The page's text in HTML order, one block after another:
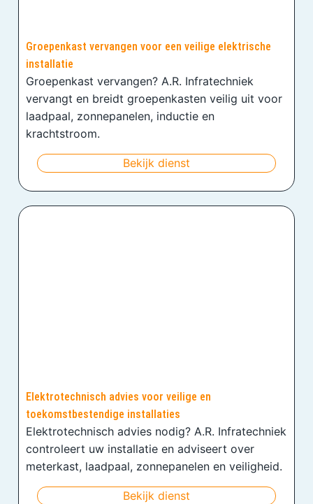
Groepenkast vervangen voor een veilige elektrische
installatie
Groepenkast vervangen? A.R. Infratechniek
vervangt en breidt groepenkasten veilig uit voor
laadpaal, zonnepanelen, inductie en
krachtstroom.
Bekijk dienst
Elektrotechnisch advies voor veilige en
toekomstbestendige installaties
Elektrotechnisch advies nodig? A.R. Infratechniek
controleert uw installatie en adviseert over
meterkast, laadpaal, zonnepanelen en veiligheid.
Bekijk dienst